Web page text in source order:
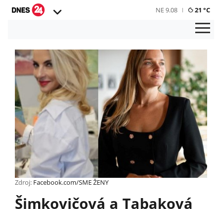
NE 9.08 21 °C
Zdroj: Facebook.com/SME ŽENY
Šimkovičová a Tabaková